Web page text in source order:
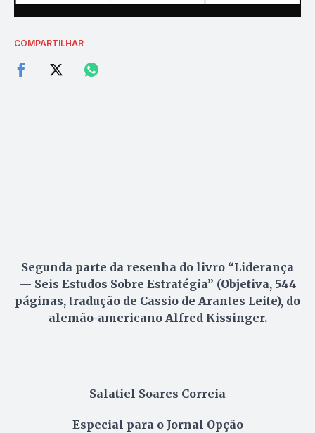
COMPARTILHAR
Segunda parte da resenha do livro “Liderança
— Seis Estudos Sobre Estratégia” (Objetiva, 544
páginas, tradução de Cassio de Arantes Leite), do
alemão-americano Alfred Kissinger.
Salatiel Soares Correia
Especial para o Jornal Opção